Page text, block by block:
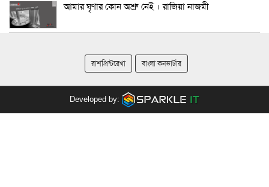
আমার ঘৃণার কোন অশ্রু নেই । রাজিয়া নাজমী
রাশপ্রিন্টরেখা বাংলা কনভার্টার
Developed by: